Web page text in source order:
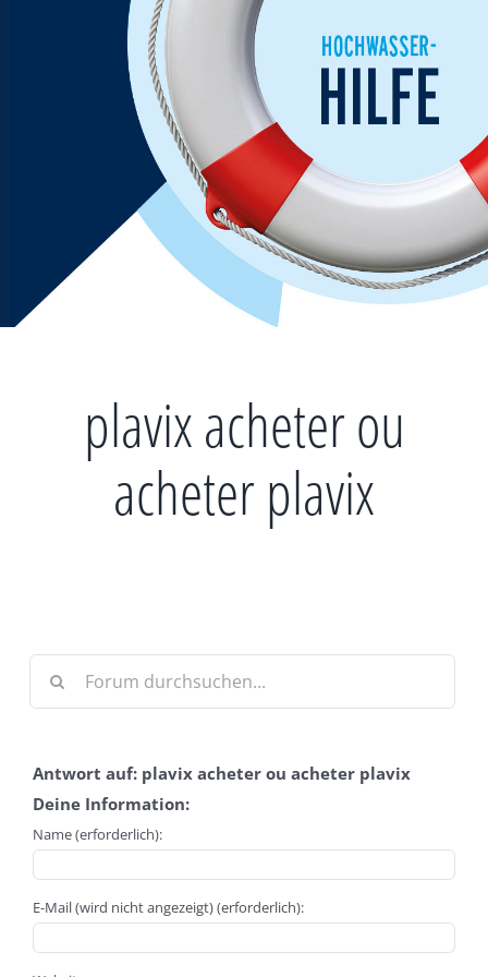
plavix acheter ou
acheter plavix
Antwort auf: plavix acheter ou acheter plavix
Deine Information:
Name (erforderlich):
E-Mail (wird nicht angezeigt) (erforderlich):